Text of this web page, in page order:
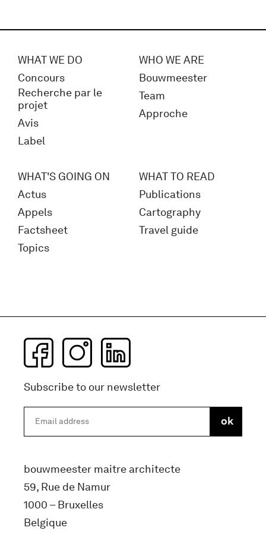
WHAT WE DO
Concours
Recherche par le
projet
Avis
Label
WHO WE ARE
Bouwmeester
Team
Approche
WHAT'S GOING ON
Actus
Appels
Factsheet
Topics
WHAT TO READ
Publications
Cartography
Travel guide
Subscribe to our newsletter
bouwmeester maitre architecte
59, Rue de Namur
1000 – Bruxelles
Belgique